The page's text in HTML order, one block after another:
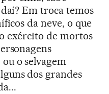
Em troca temos
da neve, o que
exército de mortos
o selvagem
dos grandes